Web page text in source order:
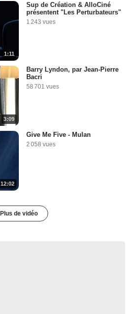
1:11
Sup de Création & AlloCiné
présentent "Les Perturbateurs"
1 243 vues
3:09
Barry Lyndon, par Jean-Pierre
Bacri
58 701 vues
12:02
Give Me Five - Mulan
2 058 vues
Plus de vidéo